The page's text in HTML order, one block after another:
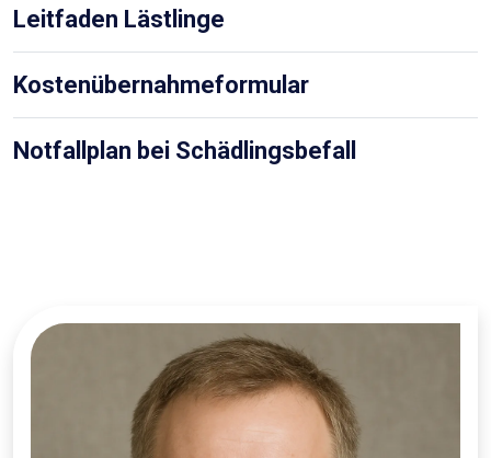
Leitfaden Lästlinge
Kostenübernahmeformular
Notfallplan bei Schädlingsbefall